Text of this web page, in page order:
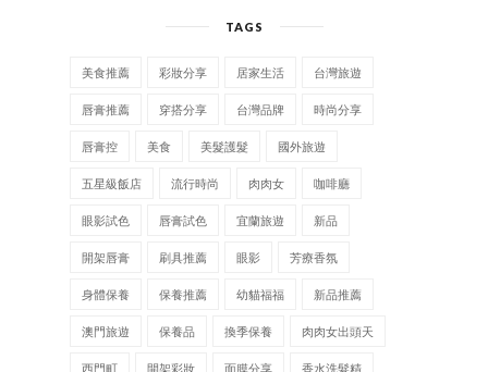
TAGS
美食推薦 彩妝分享 居家生活 台灣旅遊
唇膏推薦 穿搭分享 台灣品牌 時尚分享
唇膏控 美食 美髮護髮 國外旅遊
五星級飯店 流行時尚 肉肉女 咖啡廳
眼影試色 唇膏試色 宜蘭旅遊 新品
開架唇膏 刷具推薦 眼影 芳療香氛
身體保養 保養推薦 幼貓福福 新品推薦
澳門旅遊 保養品 換季保養 肉肉女出頭天
西門町 開架彩妝 面膜分享 香水洗髮精